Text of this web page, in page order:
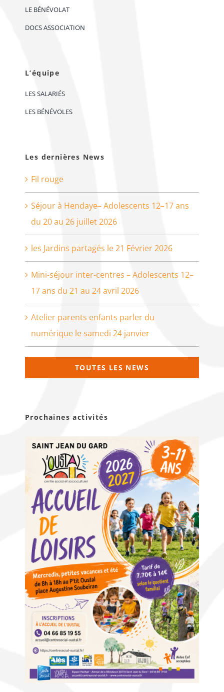
LE BÉNÉVOLAT
DOCS ASSOCIATION
L’équipe
LES SALARIÉS
LES BÉNÉVOLES
Les dernières News
Fil rouge
Séjour à Hendaye– Adolescents 12–17 ans
du 20 au 26 juillet 2026
les Jardins partagés le 21 Février 2026
Mini-séjour inter-centres – Adolescents 12–
17 ans du 21 au 24 avril 2026
Atelier parents enfants parler du
numérique le samedi 24 janvier
TOUTES LES NEWS
Prochaines activités